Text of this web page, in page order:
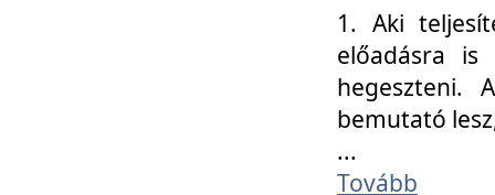
1. Aki
előadásra
hegeszteni.
bemutató
...
Tovább